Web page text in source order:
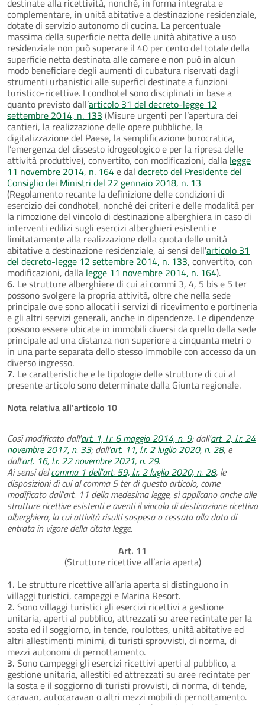
complementare, in unità abitative a destinazione residenziale,
dotate di servizio autonomo di cucina. La percentuale
massima della superficie netta delle unità abitative a uso
residenziale non può superare il 40 per cento del totale della
superficie netta destinata alle camere e non può in alcun
modo beneficiare degli aumenti di cubatura riservati dagli
strumenti urbanistici alle superfici destinate a funzioni
turistico-ricettive. I condhotel sono disciplinati in base a
quanto previsto dall’articolo 31 del decreto-legge 12
settembre 2014, n. 133 (Misure urgenti per l’apertura dei
cantieri, la realizzazione delle opere pubbliche, la
digitalizzazione del Paese, la semplificazione burocratica,
l’emergenza del dissesto idrogeologico e per la ripresa delle
attività produttive), convertito, con modificazioni, dalla legge
11 novembre 2014, n. 164e dal decreto del Presidente del
Consiglio dei Ministri del 22 gennaio 2018, n. 13
(Regolamento recante la definizione delle condizioni di
esercizio dei condhotel, nonché dei criteri e delle modalità per
la rimozione del vincolo di destinazione alberghiera in caso di
interventi edilizi sugli esercizi alberghieri esistenti e
limitatamente alla realizzazione della quota delle unità
abitative a destinazione residenziale, ai sensi dell'articolo 31
del decreto-legge 12 settembre 2014, n. 133, convertito, con
modificazioni, dalla legge 11 novembre 2014, n. 164).
6. Le strutture alberghiere di cui ai commi 3, 4, 5 bis e 5 ter
possono svolgere la propria attività, oltre che nella sede
principale ove sono allocati i servizi di ricevimento e portineria
e gli altri servizi generali, anche in dipendenze. Le dipendenze
possono essere ubicate in immobili diversi da quello della sede
principale ad una distanza non superiore a cinquanta metri o
in una parte separata dello stesso immobile con accesso da un
diverso ingresso.
7. Le caratteristiche e le tipologie delle strutture di cui al
presente articolo sono determinate dalla Giunta regionale.
Nota relativa all'articolo 10
Così modificato dall'art. 1, l.r. 6 maggio 2014, n. 9; dall'art. 2, l.r. 24
novembre 2017, n. 33; dall'art. 11, l.r. 2 luglio 2020, n. 28, e
dall'art. 16, l.r. 22 novembre 2021, n. 29.
Ai sensi delcomma 1 dell'art. 59, l.r. 2 luglio 2020, n. 28, le
disposizioni di cui al comma 5 ter di questo articolo, come
modificato dall’art. 11 della medesima legge, si applicano anche alle
strutture ricettive esistenti e aventi il vincolo di destinazione ricettiva
alberghiera, la cui attività risulti sospesa o cessata alla data di
entrata in vigore della citata legge.
Art. 11
(Strutture ricettive all’aria aperta)
1. Le strutture ricettive all’aria aperta si distinguono in
villaggi turistici, campeggi e Marina Resort.
2. Sono villaggi turistici gli esercizi ricettivi a gestione
unitaria, aperti al pubblico, attrezzati su aree recintate per la
sosta ed il soggiorno, in tende, roulottes, unità abitative ed
altri allestimenti minimi, di turisti sprovvisti, di norma, di
mezzi autonomi di pernottamento.
3. Sono campeggi gli esercizi ricettivi aperti al pubblico, a
gestione unitaria, allestiti ed attrezzati su aree recintate per
la sosta e il soggiorno di turisti provvisti, di norma, di tende,
caravan, autocaravan o altri mezzi mobili di pernottamento.